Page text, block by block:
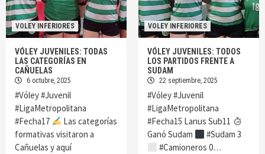
VOLEY INFERIORES
VÓLEY JUVENILES: TODAS
LAS CATEGORÍAS EN
CAÑUELAS
6 octubre, 2025
#Vóley #Juvenil
#LigaMetropolitana
#Fecha17
Las categorías
formativas visitaron a
Cañuelas y aquí
VOLEY INFERIORES
VÓLEY JUVENILES: TODOS
LOS PARTIDOS FRENTE A
SUDAM
22 septiembre, 2025
#Vóley #Juvenil
#LigaMetropolitana
#Fecha15 Lanus Sub11
Ganó Sudam
#Sudam 3
#Camioneros 0…